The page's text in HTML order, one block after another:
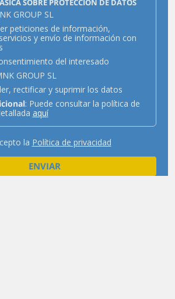
SOBRE PROTECCIÓN DE DATOS
GROUP SL
peticiones de información,
y envío de información con
del interesado
GROUP SL
rectificar y suprimir los datos
: Puede consultar la política de
aquí
la Política de privacidad